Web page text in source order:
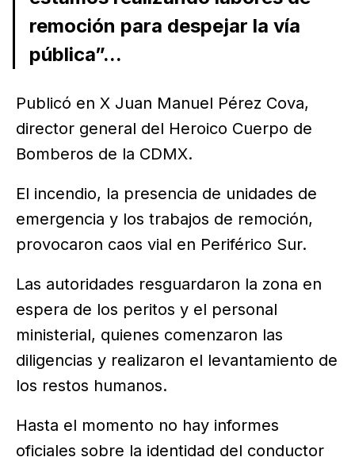
remoción para despejar la vía
pública”...
Publicó en X Juan Manuel Pérez Cova,
director general del Heroico Cuerpo de
Bomberos de la CDMX.
El incendio, la presencia de unidades de
emergencia y los trabajos de remoción,
provocaron caos vial en Periférico Sur.
Las autoridades resguardaron la zona en
espera de los peritos y el personal
ministerial, quienes comenzaron las
diligencias y realizaron el levantamiento de
los restos humanos.
Hasta el momento no hay informes
oficiales sobre la identidad del conductor